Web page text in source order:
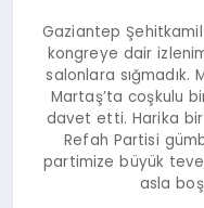
Gaziantep Şehitkamil
kongreye dair
salonlara sığmadık.
Martaş’ta coşkulu
davet etti. Harika bir
Refah Partisi
partimize büyük
asla